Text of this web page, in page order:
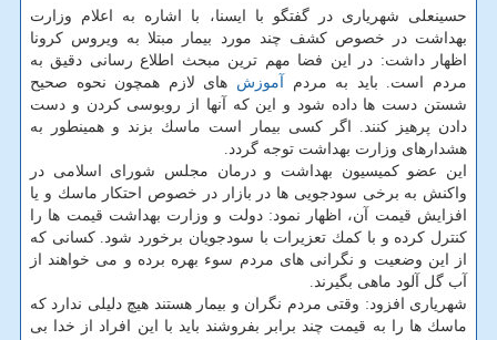
حسینعلی شهریاری در گفتگو با ایسنا، با اشاره به اعلام وزارت
بهداشت در خصوص كشف چند مورد بیمار مبتلا به ویروس كرونا
اظهار داشت: در این فضا مهم ترین مبحث اطلاع رسانی دقیق به
مردم است. باید به مردم آموزش های لازم همچون نحوه صحیح
شستن دست ها داده شود و این كه آنها از روبوسی كردن و دست
دادن پرهیز كنند. اگر كسی بیمار است ماسك بزند و همینطور به
هشدارهای وزارت بهداشت توجه گردد.
این عضو كمیسیون بهداشت و درمان مجلس شورای اسلامی در
واكنش به برخی سودجویی ها در بازار در خصوص احتكار ماسك و یا
افزایش قیمت آن، اظهار نمود: دولت و وزارت بهداشت قیمت ها را
كنترل كرده و با كمك تعزیرات با سودجویان برخورد شود. كسانی كه
از این وضعیت و نگرانی های مردم سوء بهره برده و می خواهند از
آب گل آلود ماهی بگیرند.
شهریاری افزود: وقتی مردم نگران و بیمار هستند هیچ دلیلی ندارد كه
ماسك ها را به قیمت چند برابر بفروشند باید با این افراد از خدا بی